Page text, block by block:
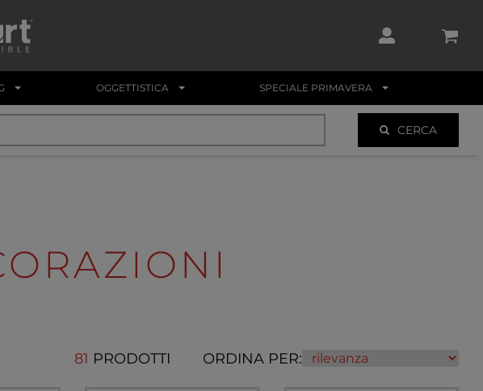
OGGETTISTICA SPECIALE PRIMAVERA
CERCA
81 PRODOTTI ORDINA PER: